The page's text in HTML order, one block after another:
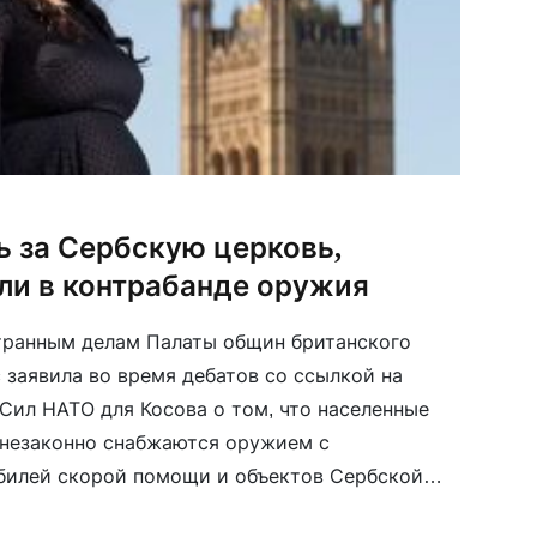
за Сербскую церковь,
в контрабанде оружия
делам Палаты общин британского
во время дебатов со ссылкой на
НАТО для Косова о том, что населенные
снабжаются оружием с
скорой помощи и объектов Сербской